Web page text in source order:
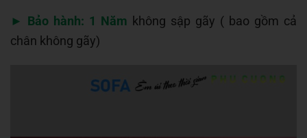
► Bảo hành: 1 Năm không sập gãy ( bao gồm cả
chân không gãy)